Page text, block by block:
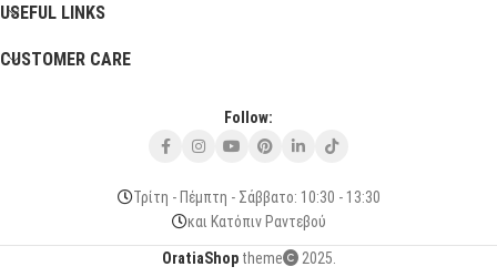
USEFUL LINKS
CUSTOMER CARE
Follow:
Τρίτη - Πέμπτη - Σάββατο: 10:30 - 13:30
και Κατόπιν Ραντεβού
OratiaShoptheme 2025.